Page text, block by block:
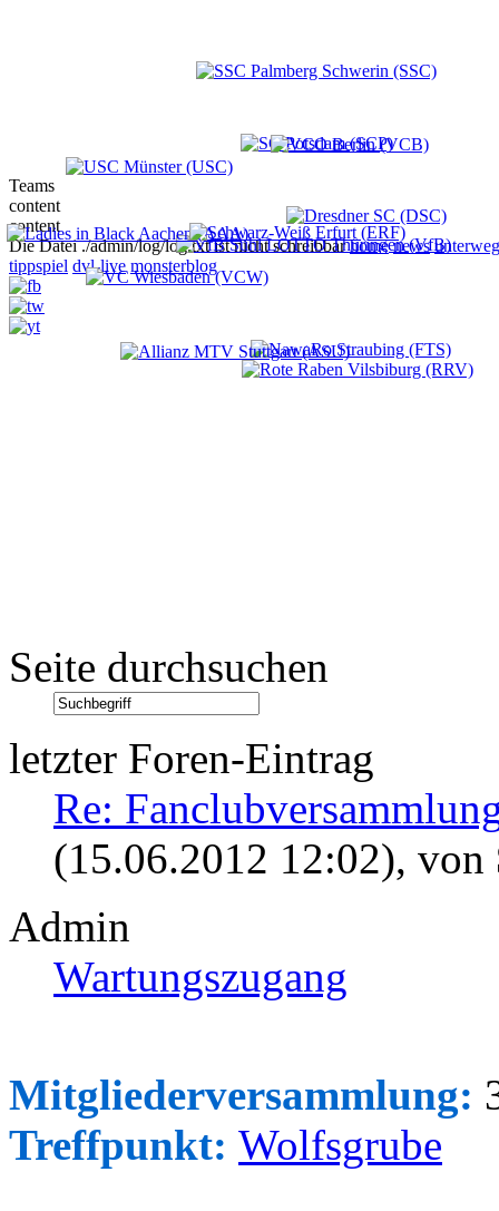
Teams
content
content
Die Datei ./admin/log/log.txt ist nicht schreibbarhome news
tippspiel dvl-live monsterblog
Seite durchsuchen
letzter Foren-Eintrag
Re:
(15.06.2012 12:02), von
Admin
Wartungszugang
Mitgliederversammlung:
Treffpunkt: Wolfsgrube